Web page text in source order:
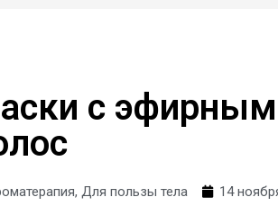
с
,Для пользы тела 14